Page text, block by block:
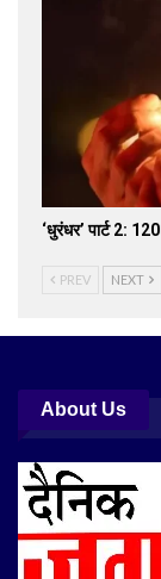
‘धुरंधर’ पार्ट 2:
PREV NEXT
About Us